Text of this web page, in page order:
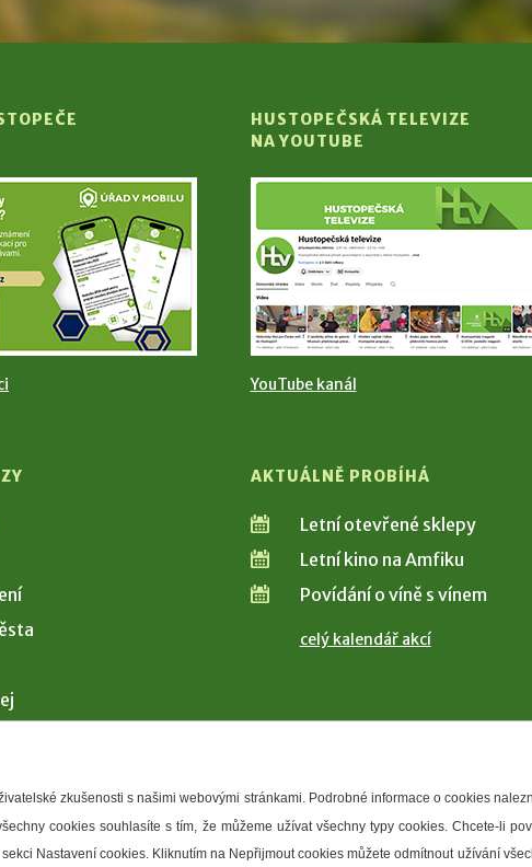
HUSTOPEČSKÁ TELEVIZE
NA YOUTUBE
YouTube kanál
AKTUÁLNĚ PROBÍHÁ
Letní otevřené sklepy
Letní kino na Amfiku
Povídání o víně s vínem
celý kalendář akcí
zkušenosti s našimi webovými stránkami. Podrobné informace o cookies
cookies souhlasíte s tím, že můžeme užívat všechny typy cookies. Chcete-li
Nastavení cookies. Kliknutím na Nepřijmout cookies můžete odmítnout užívání